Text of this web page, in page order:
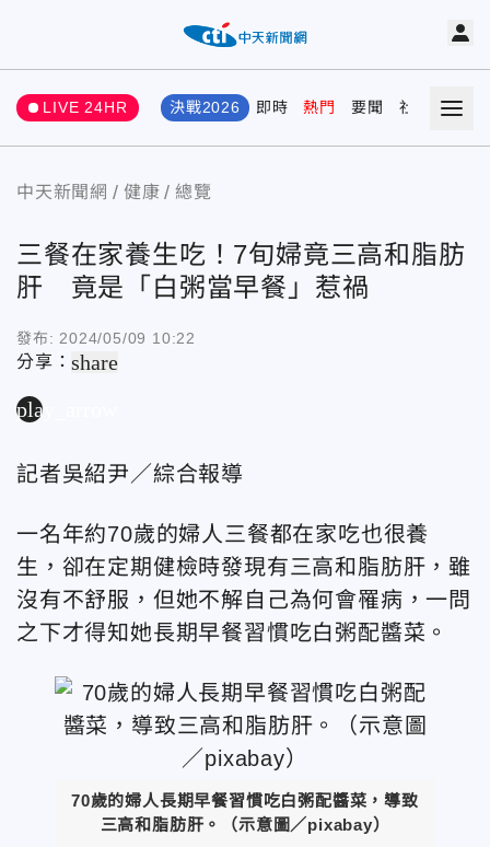
LIVE 24HR 決戰2026 即時 熱門 要聞 社會 娛樂
中天新聞網 健康 總覽
三餐在家養生吃！7旬婦竟三高和脂肪
肝 竟是「白粥當早餐」惹禍
發布: 2024/05/09 10:22
分享：share
play_arrow
記者吳紹尹／綜合報導
一名年約70歲的婦人三餐都在家吃也很養
生，卻在定期健檢時發現有三高和脂肪肝，雖
沒有不舒服，但她不解自己為何會罹病，一問
之下才得知她長期早餐習慣吃白粥配醬菜。
70歲的婦人長期早餐習慣吃白粥配醬菜，導致
三高和脂肪肝。（示意圖／pixabay）